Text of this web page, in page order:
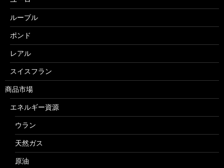
ルーブル
ポンド
レアル
スイスフラン
商品市場
エネルギー資源
ウラン
天然ガス
原油